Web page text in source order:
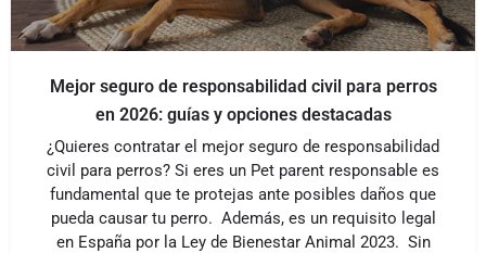
Mejor seguro de responsabilidad civil para perros
en 2026: guías y opciones destacadas
¿Quieres contratar el mejor seguro de responsabilidad
civil para perros? Si eres un Pet parent responsable es
fundamental que te protejas ante posibles daños que
pueda causar tu perro. Además, es un requisito legal
en España por la Ley de Bienestar Animal 2023. Sin